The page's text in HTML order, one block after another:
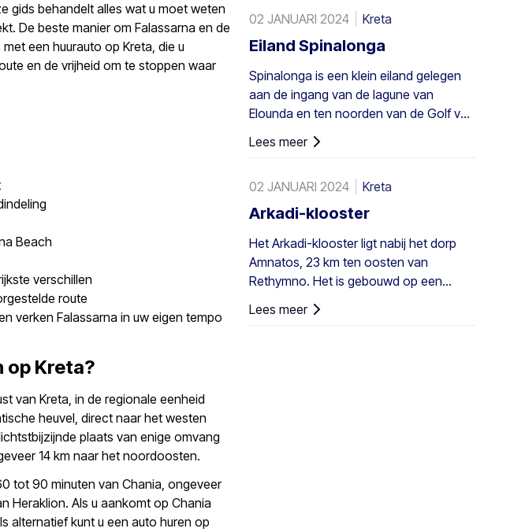
gids behandelt alles wat u moet weten
De beste manier om Falassarna en de
een huurauto op Kreta, die u
en de vrijheid om te stoppen waar
Beach
verschillen
route
verken Falassarna in uw eigen tempo
op Kreta?
van Kreta, in de regionale eenheid
heuvel, direct naar het westen
plaats van enige omvang
14 km naar het noordoosten.
tot 90 minuten van Chania, ongeveer
Heraklion. Als u aankomt op Chania
alternatief kunt u een auto huren op
acres) en bestaat uit inheemse
Theophrastus-palmen – de grootste
kolonie niet alleen in Griekenland maar
ook in heel Europa. Een voldoende
groot bestand bestaat in Preveli, met
kleinere groepen elders, bijvoorbeeld bij
Agios Nikitas. De palm komt ook hier en
daar voor op de zuidwestelijke Egeïsche
02 JANUARI 2024 Kreta
Eiland Spinalonga
Spinalonga is een klein eiland gelegen
aan de ingang van de lagune van
Elounda en ten noorden van de Golf van
Lees meer
02 JANUARI 2024 Kreta
Arkadi-klooster
Het Arkadi-klooster ligt nabij het dorp
Amnatos, 23 km ten oosten van
Rethymno. Het is gebouwd op een
hoogte van 500 m, op een vruchtbare ...
Lees meer